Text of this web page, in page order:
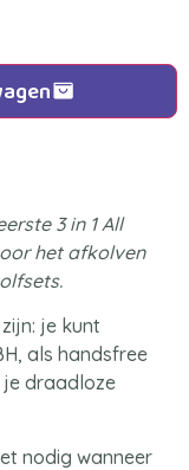
3 in 1 All
het afkolven
je kunt
als handsfree
draadloze
nodig wanneer